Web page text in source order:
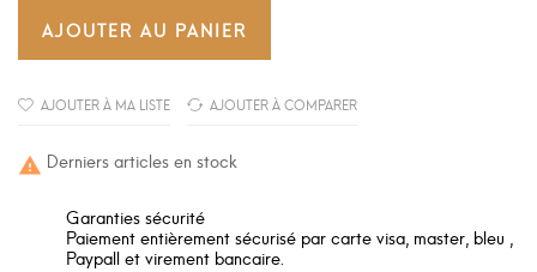
AJOUTER AU PANIER
AJOUTER À MA LISTE AJOUTER À COMPARER
 Derniers articles en stock
Garanties sécurité
Paiement entièrement sécurisé par carte visa, master, bleu ,
Paypall et virement bancaire.